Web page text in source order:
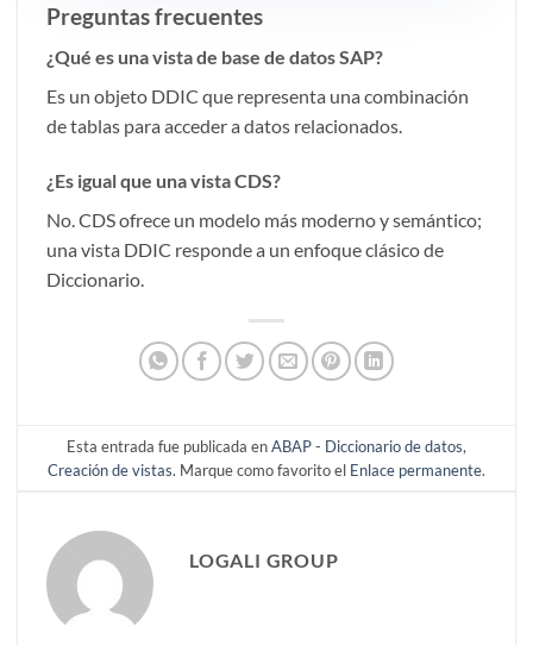
Preguntas frecuentes
¿Qué es una vista de base de datos SAP?
Es un objeto DDIC que representa una combinación
de tablas para acceder a datos relacionados.
¿Es igual que una vista CDS?
No. CDS ofrece un modelo más moderno y semántico;
una vista DDIC responde a un enfoque clásico de
Diccionario.
Esta entrada fue publicada enABAP - Diccionario de datos,
Creación de vistas. Marque como favorito el Enlace permanente.
LOGALI GROUP